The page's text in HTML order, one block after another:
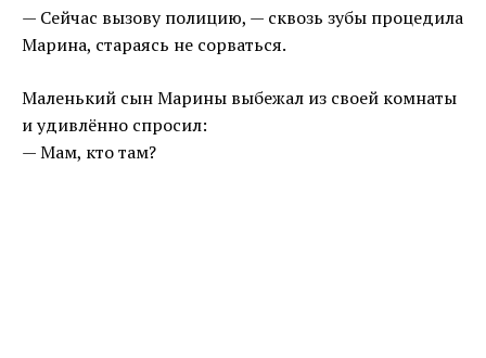
— Сейчас вызову полицию, — сквозь зубы процедила
Марина, стараясь не сорваться.
Маленький сын Марины выбежал из своей комнаты
и удивлённо спросил:
— Мам, кто там?